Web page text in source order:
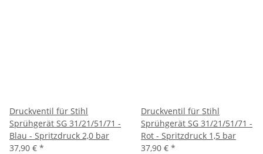
Druckventil für Stihl
Sprühgerät SG 31/21/51/71 -
Blau - Spritzdruck 2,0 bar
37,90 € *
Druckventil für Stihl
Sprühgerät SG 31/21/51/71 -
Rot - Spritzdruck 1,5 bar
37,90 € *